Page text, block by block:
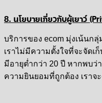
8. นโยบายเกี่ยวกับผู้เยาว์
บริการของ ecom มุ่งเน้นก
เราไม่มีความตั้งใจที่จะจัด
มีอายุต่ำกว่า 20 ปี หากพบว่
ความยินยอมที่ถูกต้อง เรา